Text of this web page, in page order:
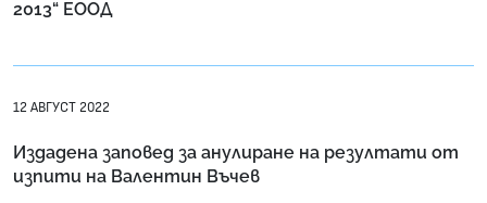
2013“ ЕООД
12 АВГУСТ 2022
Издадена заповед за анулиране на резултати от
изпити на Валентин Въчев